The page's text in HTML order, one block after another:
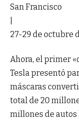
San Francisco
27-29 de octubre
Ahora, el primer
Tesla presentó
máscaras
total de 20
millones de autos